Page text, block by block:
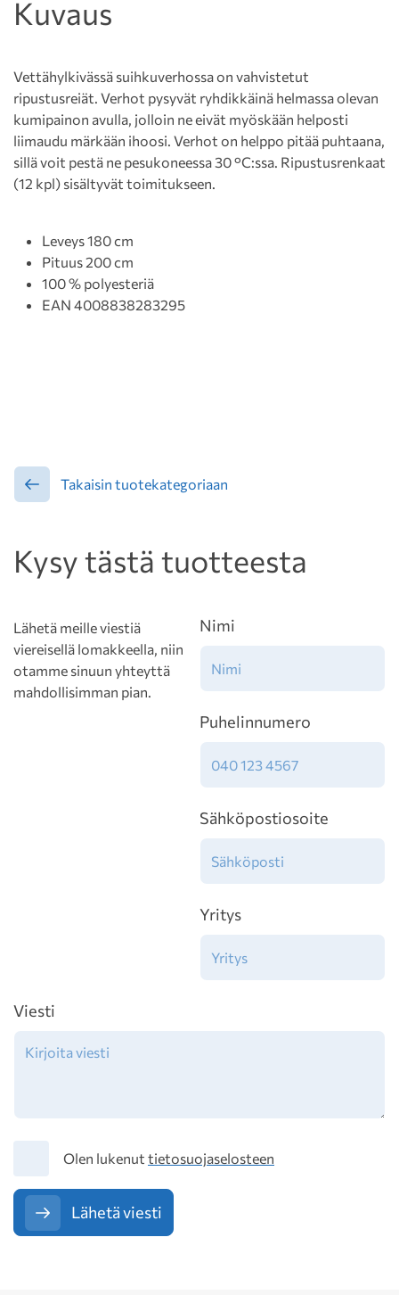
Kuvaus
Vettähylkivässä suihkuverhossa on vahvistetut
ripustusreiät. Verhot pysyvät ryhdikkäinä helmassa olevan
kumipainon avulla, jolloin ne eivät myöskään helposti
liimaudu märkään ihoosi. Verhot on helppo pitää puhtaana,
sillä voit pestä ne pesukoneessa 30 °C:ssa. Ripustusrenkaat
(12 kpl) sisältyvät toimitukseen.
Leveys 180 cm
Pituus 200 cm
100 % polyesteriä
EAN 4008838283295
Takaisin tuotekategoriaan
Kysy tästä tuotteesta
Lähetä meille viestiä
viereisellä lomakkeella, niin
otamme sinuun yhteyttä
mahdollisimman pian.
Nimi
Puhelinnumero
Sähköpostiosoite
Yritys
Viesti
TietosuojaOlen lukenut tietosuojaselosteen
Lähetä viesti